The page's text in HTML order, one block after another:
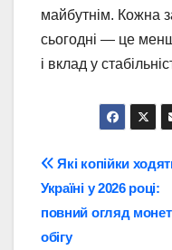
майбутнім. Кожна
сьогодні — це
і вклад у
записів
Які копійки
Україні у 2026 році:
повний огляд
обігу